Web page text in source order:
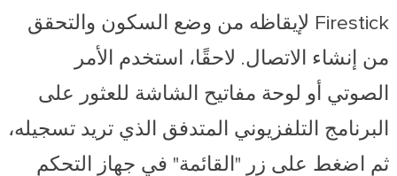
Firestick لإيقاظه من وضع السكون والتحقق
من إنشاء الاتصال. لاحقًا، استخدم الأمر
الصوتي أو لوحة مفاتيح الشاشة للعثور على
البرنامج التلفزيوني المتدفق الذي تريد تسجيله،
ثم اضغط على زر "القائمة" في جهاز التحكم